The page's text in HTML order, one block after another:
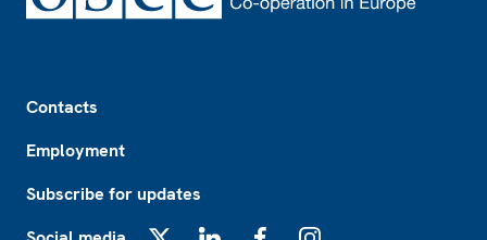
Contacts
Employment
Subscribe for updates